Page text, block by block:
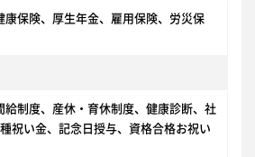
康保険、厚生年金、雇用保険、労災保
給制度、産休・育休制度、健康診断、社
祝い金、記念日授与、資格合格お祝い